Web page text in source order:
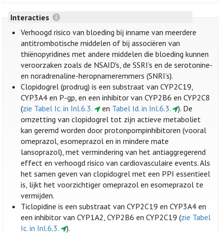
Interacties
Verhoogd risico van bloeding bij inname van meerdere
antitrombotische middelen of bij associëren van
thiënopyridines met andere middelen die bloeding kunnen
veroorzaken zoals de NSAID's, de SSRI’s en de serotonine-
en noradrenaline-heropnameremmers (SNRI’s).
Clopidogrel (prodrug) is een substraat van CYP2C19,
CYP3A4 en P-gp, en een inhibitor van CYP2B6 en CYP2C8
(zie Tabel Ic. in Inl.6.3. en Tabel Id. in Inl.6.3.
). De
omzetting van clopidogrel tot zijn actieve metaboliet
kan geremd worden door protonpompinhibitoren (vooral
omeprazol, esomeprazol en in mindere mate
lansoprazol), met vermindering van het antiaggregerend
effect en verhoogd risico van cardiovasculaire events. Als
het samen geven van clopidogrel met een PPI essentieel
is, lijkt het voorzichtiger omeprazol en esomeprazol te
vermijden.
Ticlopidine is een substraat van CYP2C19 en CYP3A4 en
een inhibitor van CYP1A2, CYP2B6 en CYP2C19 (zie Tabel
Ic. in Inl.6.3.
).